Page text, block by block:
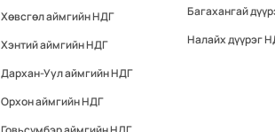
Хөвсгөл аймгийн НДГ
Хэнтий аймгийн НДГ
Дархан-Уул аймгийн НДГ
Орхон аймгийн НДГ
Багахангай
Налайх дүүрэг